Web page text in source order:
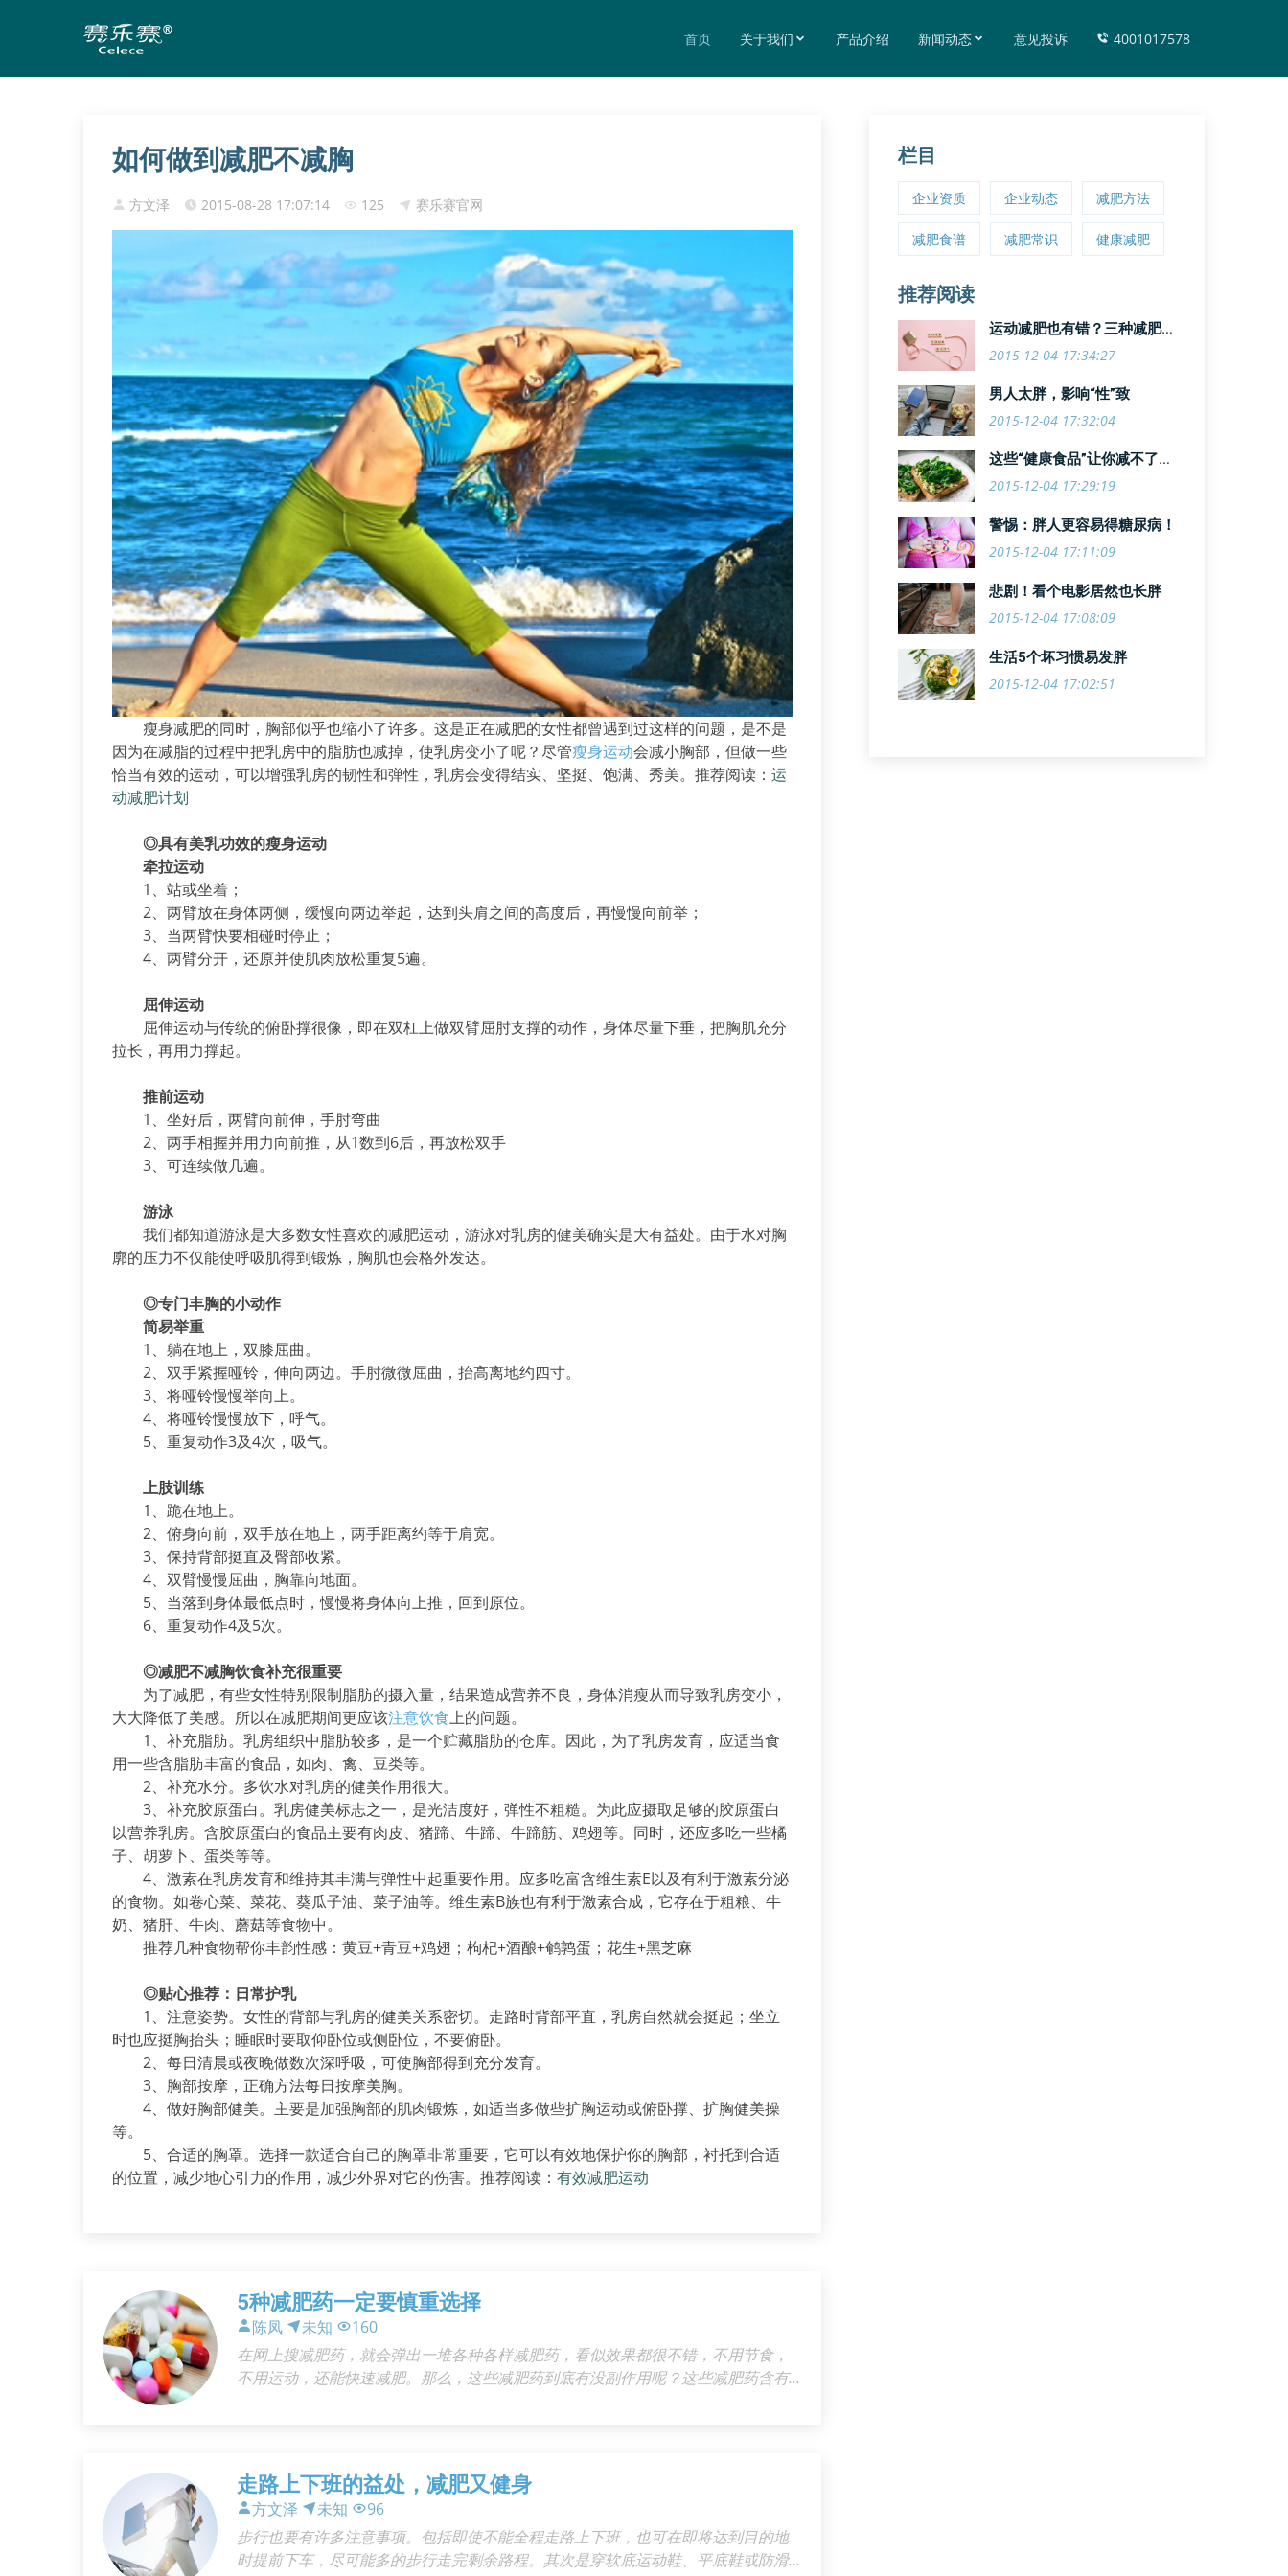
首页 关于我们 产品介绍 新闻动态 意见投诉 4001017578
如何做到减肥不减胸
方文泽 2015-08-28 17:07:14 125 赛乐赛官网
瘦身减肥的同时，胸部似乎也缩小了许多。这是正在减肥的女性都曾遇到过这样的问题，是不是
因为在减脂的过程中把乳房中的脂肪也减掉，使乳房变小了呢？尽管瘦身运动会减小胸部，但做一些
恰当有效的运动，可以增强乳房的韧性和弹性，乳房会变得结实、坚挺、饱满、秀美。推荐阅读： 运
动减肥计划
◎具有美乳功效的瘦身运动
牵拉运动
1、站或坐着；
2、两臂放在身体两侧，缓慢向两边举起，达到头肩之间的高度后，再慢慢向前举；
3、当两臂快要相碰时停止；
4、两臂分开，还原并使肌肉放松重复5遍。
屈伸运动
屈伸运动与传统的俯卧撑很像，即在双杠上做双臂屈肘支撑的动作，身体尽量下垂，把胸肌充分
拉长，再用力撑起。
推前运动
1、坐好后，两臂向前伸，手肘弯曲
2、两手相握并用力向前推，从1数到6后，再放松双手
3、可连续做几遍。
游泳
我们都知道游泳是大多数女性喜欢的减肥运动，游泳对乳房的健美确实是大有益处。由于水对胸
廓的压力不仅能使呼吸肌得到锻炼，胸肌也会格外发达。
◎专门丰胸的小动作
简易举重
1、躺在地上，双膝屈曲。
2、双手紧握哑铃，伸向两边。手肘微微屈曲，抬高离地约四寸。
3、将哑铃慢慢举向上。
4、将哑铃慢慢放下，呼气。
5、重复动作3及4次，吸气。
上肢训练
1、跪在地上。
2、俯身向前，双手放在地上，两手距离约等于肩宽。
3、保持背部挺直及臀部收紧。
4、双臂慢慢屈曲，胸靠向地面。
5、当落到身体最低点时，慢慢将身体向上推，回到原位。
6、重复动作4及5次。
◎减肥不减胸饮食补充很重要
为了减肥，有些女性特别限制脂肪的摄入量，结果造成营养不良，身体消瘦从而导致乳房变小，
大大降低了美感。所以在减肥期间更应该注意饮食上的问题。
1、补充脂肪。乳房组织中脂肪较多，是一个贮藏脂肪的仓库。因此，为了乳房发育，应适当食
用一些含脂肪丰富的食品，如肉、禽、豆类等。
2、补充水分。多饮水对乳房的健美作用很大。
3、补充胶原蛋白。乳房健美标志之一，是光洁度好，弹性不粗糙。为此应摄取足够的胶原蛋白
以营养乳房。含胶原蛋白的食品主要有肉皮、猪蹄、牛蹄、牛蹄筋、鸡翅等。同时，还应多吃一些橘
子、胡萝卜、蛋类等等。
4、激素在乳房发育和维持其丰满与弹性中起重要作用。应多吃富含维生素E以及有利于激素分泌
的食物。如卷心菜、菜花、葵瓜子油、菜子油等。维生素B族也有利于激素合成，它存在于粗粮、牛
奶、猪肝、牛肉、蘑菇等食物中。
推荐几种食物帮你丰韵性感：黄豆+青豆+鸡翅；枸杞+酒酿+鹌鹑蛋；花生+黑芝麻
◎贴心推荐：日常护乳
1、注意姿势。女性的背部与乳房的健美关系密切。走路时背部平直，乳房自然就会挺起；坐立
时也应挺胸抬头；睡眠时要取仰卧位或侧卧位，不要俯卧。
2、每日清晨或夜晚做数次深呼吸，可使胸部得到充分发育。
3、胸部按摩，正确方法每日按摩美胸。
4、做好胸部健美。主要是加强胸部的肌肉锻炼，如适当多做些扩胸运动或俯卧撑、扩胸健美操
等。
5、合适的胸罩。选择一款适合自己的胸罩非常重要，它可以有效地保护你的胸部，衬托到合适
的位置，减少地心引力的作用，减少外界对它的伤害。推荐阅读： 有效减肥运动
5种减肥药一定要慎重选择
陈凤 未知
160
在网上搜减肥药，就会弹出一堆各种各样减肥药，看似效果都很不错，不用节食，
不用运动，还能快速减肥。那么，这些减肥药到底有没副作用呢？这些减肥药含有
走路上下班的益处，减肥又健身
方文泽 未知
96
步行也要有许多注意事项。包括即使不能全程走路上下班，也可在即将达到目的地
时提前下车，尽可能多的步行走完剩余路程。其次是穿软底运动鞋、平底鞋或防滑
栏目
企业资质 企业动态 减肥方法
减肥食谱 减肥常识 健康减肥
推荐阅读
运动减肥也有错？三种减肥运
2015-12-04 17:34:27
男人太胖，影响“性”致
2015-12-04 17:32:04
这些“健康食品”让你减不了
2015-12-04 17:29:19
警惕：胖人更容易得糖尿病！
2015-12-04 17:11:09
悲剧！看个电影居然也长胖
2015-12-04 17:08:09
生活5个坏习惯易发胖
2015-12-04 17:02:51